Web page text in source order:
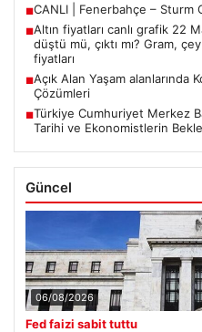
■CANLI | Fenerbahçe – Sturm
■Altın fiyatları canlı grafik 22
düştü mü, çıktı mı? Gram,
fiyatları
■Açık Alan Yaşam alanlarında
Çözümleri
■Türkiye Cumhuriyet Merkez
Tarihi ve Ekonomistlerin
Güncel
06/08/2026
Fed faizi sabit tuttu